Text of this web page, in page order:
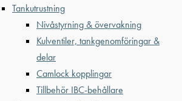
Tankutrustning
Nivåstyrning & övervakning
Kulventiler, tankgenomföringar &
delar
Camlock kopplingar
Tillbehör IBC-behållare